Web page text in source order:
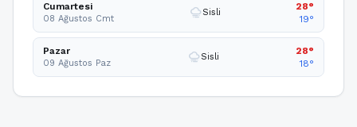
Cumartesi
08 Ağustos Cmt foggy Sisli
28°
19°
Pazar
09 Ağustos Paz foggy Sisli
28°
18°